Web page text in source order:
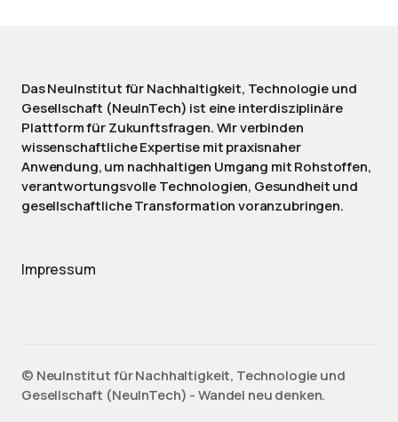
Das NeuInstitut für Nachhaltigkeit, Technologie und
Gesellschaft (NeuInTech) ist eine interdisziplinäre
Plattform für Zukunftsfragen. Wir verbinden
wissenschaftliche Expertise mit praxisnaher
Anwendung, um nachhaltigen Umgang mit Rohstoffen,
verantwortungsvolle Technologien, Gesundheit und
gesellschaftliche Transformation voranzubringen.
Impressum
©️ NeuInstitut für Nachhaltigkeit, Technologie und
Gesellschaft (NeuInTech) - Wandel neu denken.